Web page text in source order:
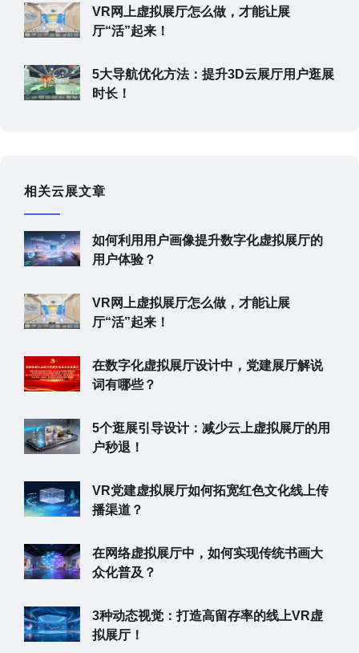
VR网上虚拟展厅怎么做，才能让展
厅“活”起来！
5大导航优化方法：提升3D云展厅用户逛展
时长！
相关云展文章
如何利用用户画像提升数字化虚拟展厅的
用户体验？
VR网上虚拟展厅怎么做，才能让展
厅“活”起来！
在数字化虚拟展厅设计中，党建展厅解说
词有哪些？
5个逛展引导设计：减少云上虚拟展厅的用
户秒退！
VR党建虚拟展厅如何拓宽红色文化线上传
播渠道？
在网络虚拟展厅中，如何实现传统书画大
众化普及？
3种动态视觉：打造高留存率的线上VR虚
拟展厅！